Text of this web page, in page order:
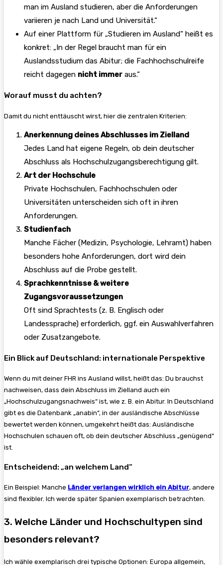
man im Ausland studieren, aber die Anforderungen
variieren je nach Land und Universität.“
Auf einer Plattform für „Studieren im Ausland“ heißt es
konkret: „In der Regel braucht man für ein
Auslandsstudium das Abitur; die Fachhochschulreife
reicht dagegen nicht immer aus.“
Worauf musst du achten?
Damit du nicht enttäuscht wirst, hier die zentralen Kriterien:
Anerkennung deines Abschlusses im Zielland
Jedes Land hat eigene Regeln, ob dein deutscher
Abschluss als Hochschulzugangs­berechtigung gilt.
Art der Hochschule
Private Hochschulen, Fachhochschulen oder
Universitäten unterscheiden sich oft in ihren
Anforderungen.
Studienfach
Manche Fächer (Medizin, Psychologie, Lehramt) haben
besonders hohe Anforderungen, dort wird dein
Abschluss auf die Probe gestellt.
Sprachkenntnisse & weitere
Zugangsvoraussetzungen
Oft sind Sprachtests (z. B. Englisch oder
Landessprache) erforderlich, ggf. ein Auswahlverfahren
oder Zusatzangebote.
Ein Blick auf Deutschland: internationale Perspektive
Wenn du mit deiner FHR ins Ausland willst, heißt das: Du brauchst
nachweisen, dass dein Abschluss im Zielland auch ein
„Hochschulzugangs­nachweis“ ist, wie z. B. ein Abitur. In Deutschland
gibt es die Datenbank „anabin“, in der ausländische Abschlüsse
bewertet werden können, umgekehrt heißt das: Ausländische
Hochschulen schauen oft, ob dein deutscher Abschluss „genügend“
ist.
Entscheidend: „an welchem Land“
Ein Beispiel: Manche Länder verlangen wirklich ein Abitur, andere
sind flexibler. Ich werde später Spanien exemplarisch betrachten.
3. Welche Länder und Hochschultypen sind
besonders relevant?
Ich wähle exemplarisch drei typische Optionen: Europa allgemein,